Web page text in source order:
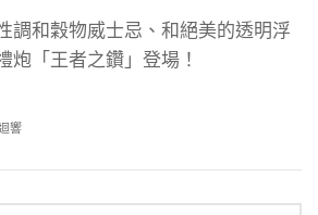
調和穀物威士忌、和絕美的透明浮
炮「王者之鑽」登場！
響